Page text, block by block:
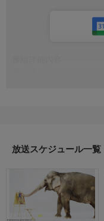
放送スケジュール一覧